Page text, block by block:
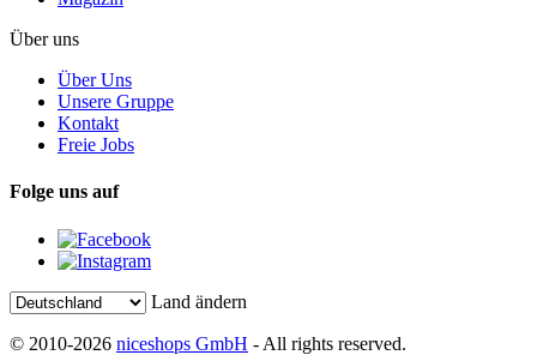
Über uns
Über Uns
Unsere Gruppe
Kontakt
Freie Jobs
Folge uns auf
Land ändern
© 2010-2026 niceshops GmbH - All rights reserved.